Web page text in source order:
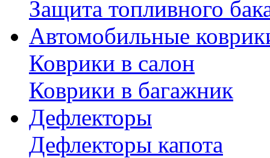
Защита топливного
Автомобильные
Коврики в салон
Коврики в багажник
Дефлекторы
Дефлекторы капота